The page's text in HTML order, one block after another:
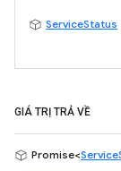
ServiceStatus
GIÁ TRỊ TRẢ VỀ
Promise<